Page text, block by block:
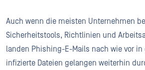
Auch wenn die meisten Unternehmen
Sicherheitstools, Richtlinien und
landen Phishing-E-Mails nach wie vor
infizierte Dateien gelangen weiterhin